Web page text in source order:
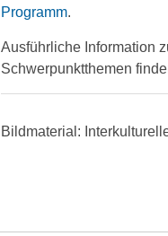
Programm.
Ausführliche Information
Schwerpunktthemen
Bildmaterial: